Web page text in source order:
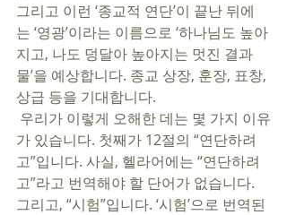
그리고 이런 ‘종교적 연단’이 끝난 뒤에
는 ‘영광’이라는 이름으로 ‘하나님도 높아
지고, 나도 덩달아 높아지는 멋진 결과
물’을 예상합니다. 종교 상장, 훈장, 표창,
상급 등을 기대합니다.
가 있습니다. 첫째가 12절의 “연단하려
고”입니다. 사실, 헬라어에는 “연단하려
고”라고 번역해야 할 단어가 없습니다.
그리고, “시험”입니다. ‘시험’으로 번역된